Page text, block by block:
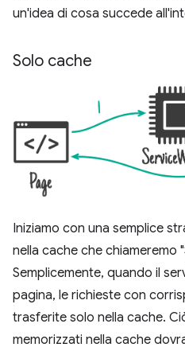
un'idea di cosa succede
Solo cache
Iniziamo con una semplice
nella cache che chiameremo
Semplicemente, quando il
pagina, le richieste con
trasferite solo nella cache.
memorizzati nella cache